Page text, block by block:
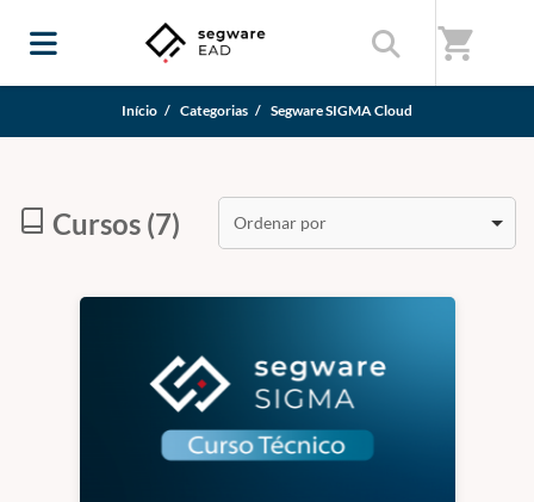
shopping_cart
Início / Categorias / Segware SIGMA Cloud
Cursos (7) Ordenar por